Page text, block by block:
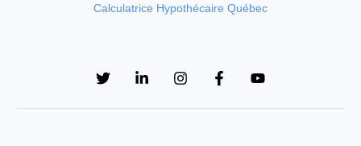
Calculatrice Hypothécaire Québec